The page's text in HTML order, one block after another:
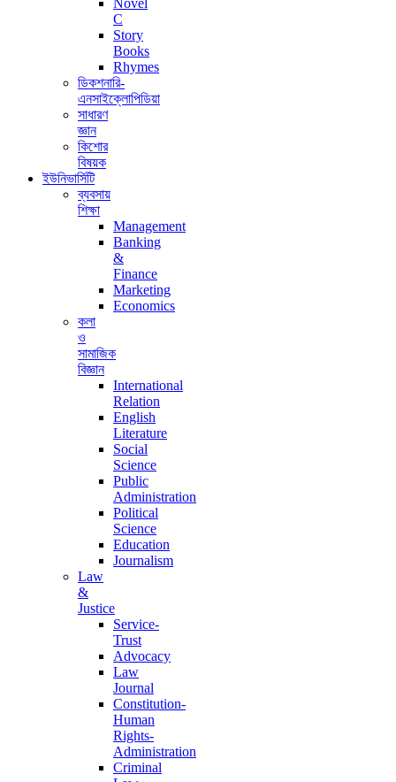
C
Story
Books
Rhymes
ডিকশনারি-
এনসাইক্লোপিডিয়া
সাধারণ
জ্ঞান
কিশোর
বিষয়ক
ইউনিভার্সিটি
ব্যবসায়
শিক্ষা
Management
Banking
&
Finance
Marketing
Economics
কলা
ও
সামাজিক
বিজ্ঞান
International
Relation
English
Literature
Social
Science
Public
Administration
Political
Science
Education
Journalism
Law
&
Justice
Service-
Trust
Advocacy
Law
Journal
Constitution-
Human
Rights-
Administration
Criminal